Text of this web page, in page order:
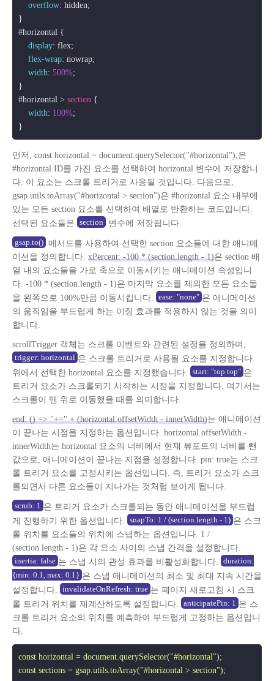
overflow: hidden;
#horizontal {
display: flex;
flex-wrap: nowrap;
width: 500%;
#horizontal > section {
width: 100%;
}
먼저, const horizontal = document.querySelector("#horizontal");은
#horizontal ID를 가진 요소를 선택하여 horizontal 변수에 저장합니
다. 이 요소는 스크롤 트리거로 사용될 것입니다. 다음으로,
gsap.utils.toArray("#horizontal > section")은 #horizontal 요소 내부에
있는 모든 section 요소를 선택하여 배열로 반환하는 코드입니다.
선택된 요소들은
section 변수에 저장됩니다.
gsap.to() 메서드를 사용하여 선택한 section 요소들에 대한 애니메
이션을 정의합니다. xPercent: -100 * (section.length - 1)은 section 배
열 내의 요소들을 가로 축으로 이동시키는 애니메이션 속성입니
다. -100 * (section.length - 1)은 마지막 요소를 제외한 모든 요소들
을 왼쪽으로 100%만큼 이동시킵니다.
ease: "none" 은 애니메이션
의 움직임을 부드럽게 하는 이징 효과를 적용하지 않는 것을 의미
합니다.
scrollTrigger 객체는 스크롤 이벤트와 관련된 설정을 정의하며,
trigger: horizontal 은 스크롤 트리거로 사용될 요소를 지정합니다.
위에서 선택한 horizontal 요소를 지정했습니다.
start: "top top" 은
트리거 요소가 스크롤되기 시작하는 시점을 지정합니다. 여기서는
스크롤이 맨 위로 이동했을 때를 의미합니다.
end: () => "+=" + (horizontal.offsetWidth - innerWidth)는 애니메이션
이 끝나는 시점을 지정하는 옵션입니다. horizontal.offsetWidth -
innerWidth는 horizontal 요소의 너비에서 현재 뷰포트의 너비를 뺀
값으로, 애니메이션이 끝나는 지점을 설정합니다. pin: true는 스크
롤 트리거 요소를 고정시키는 옵션입니다. 즉, 트리거 요소가 스크
롤되면서 다른 요소들이 지나가는 것처럼 보이게 됩니다.
scrub: 1 은 트리거 요소가 스크롤되는 동안 애니메이션을 부드럽
게 진행하기 위한 옵션입니다.
snapTo: 1 / (section.length - 1) 은 스크
롤 위치를 요소들의 위치에 스냅하는 옵션입니다. 1 /
(section.length - 1)은 각 요소 사이의 스냅 간격을 설정합니다.
inertia: false 는 스냅 시의 관성 효과를 비활성화합니다.
duration:
{min: 0.1, max: 0.1} 은 스냅 애니메이션의 최소 및 최대 지속 시간을
설정합니다.
invalidateOnRefresh: true 는 페이지 새로고침 시 스크
롤 트리거 위치를 재계산하도록 설정합니다.
anticipatePin: 1 은 스
크롤 트리거 요소의 위치를 예측하여 부드럽게 고정하는 옵션입니
다.
const horizontal = document.querySelector("#horizontal");
const sections = gsap.utils.toArray("#horizontal > section");